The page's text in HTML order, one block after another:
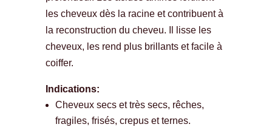
les cheveux dès la racine et contribuent à
la reconstruction du cheveu. Il lisse les
cheveux, les rend plus brillants et facile à
coiffer.
Indications:
Cheveux secs et très secs, rêches,
fragiles, frisés, crepus et ternes.